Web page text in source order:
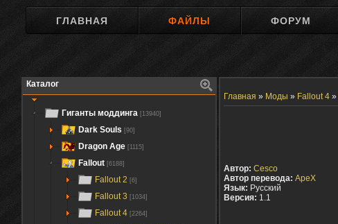
ГЛАВНАЯ ФАЙЛЫ ФОРУМ
Каталог
Гиганты моддинга [13940]
Dark Souls [90]
Dragon Age [1115]
Fallout [6188]
Fallout 2 [6]
Fallout 3 [1034]
Fallout 4 [2264]
Главная » Моды » Fallout 4 »
Автор: Cesco
Автор перевода: ApeX
Язык: Русский
Версия: 1.1